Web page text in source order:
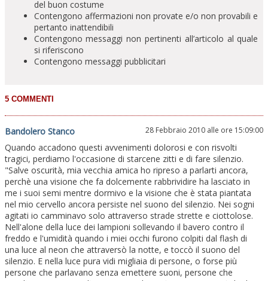
del buon costume
Contengono affermazioni non provate e/o non provabili e
pertanto inattendibili
Contengono messaggi non pertinenti all’articolo al quale
si riferiscono
Contengono messaggi pubblicitari
Bandolero Stanco 28 Febbraio 2010 alle ore 15:09:00
Quando accadono questi avvenimenti dolorosi e con risvolti
tragici, perdiamo l'occasione di starcene zitti e di fare silenzio.
"Salve oscurità, mia vecchia amica ho ripreso a parlarti ancora,
perchè una visione che fa dolcemente rabbrividire ha lasciato in
me i suoi semi mentre dormivo e la visione che è stata piantata
nel mio cervello ancora persiste nel suono del silenzio. Nei sogni
agitati io camminavo solo attraverso strade strette e ciottolose.
Nell'alone della luce dei lampioni sollevando il bavero contro il
freddo e l'umidità quando i miei occhi furono colpiti dal flash di
una luce al neon che attraversò la notte, e toccò il suono del
silenzio. E nella luce pura vidi migliaia di persone, o forse più
persone che parlavano senza emettere suoni, persone che